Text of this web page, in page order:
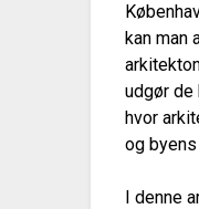
kan man
udgør
hvor
og
I denne